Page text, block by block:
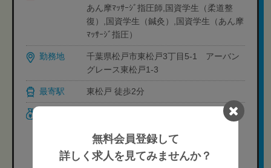
あん摩ﾏｯｻｰｼﾞ指圧師,国資学生（柔道整
復）,国資学生（鍼灸）,国資学生（あん摩
ﾏｯｻｰｼﾞ指圧）
勤務地
千葉県松戸市東松戸3丁目5-1 アーバン
グレース東松戸1-3
最寄駅 東松戸 徒歩2分
柔道整復師・鍼灸師
無料会員登録して
詳しく求人を見てみませんか？